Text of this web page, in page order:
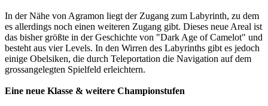
In der Nähe von Agramon liegt der Zugang zum Labyrinth, zu dem
es allerdings noch einen weiteren Zugang gibt. Dieses neue Areal ist
das bisher größte in der Geschichte von "Dark Age of Camelot" und
besteht aus vier Levels. In den Wirren des Labyrinths gibt es jedoch
einige Obelsiken, die durch Teleportation die Navigation auf dem
grossangelegten Spielfeld erleichtern.
Eine neue Klasse & weitere Championstufen